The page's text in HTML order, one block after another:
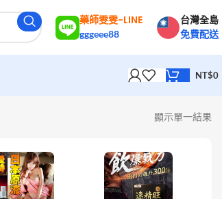
藥師雯雯-LINE
gggeee88
台灣全島
免費配送
NT$0
顯示單一結果